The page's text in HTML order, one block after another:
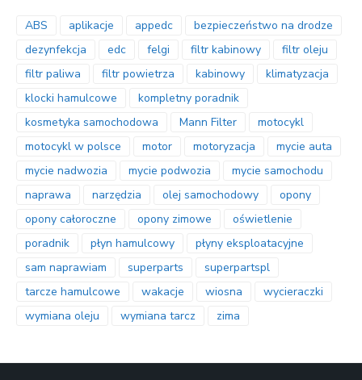
ABS aplikacje appedc
bezpieczeństwo na drodze
dezynfekcja
edc felgi filtr kabinowy
filtr oleju
filtr paliwa
filtr powietrza kabinowy
klimatyzacja
klocki hamulcowe
kompletny poradnik
kosmetyka samochodowa
Mann Filter
motocykl
motocykl w polsce
motor motoryzacja
mycie auta
mycie nadwozia
mycie podwozia
mycie samochodu
naprawa
narzędzia olej samochodowy
opony
opony całoroczne
opony zimowe
oświetlenie
poradnik
płyn hamulcowy
płyny eksploatacyjne
sam naprawiam
superparts
superpartspl
tarcze hamulcowe
wakacje wiosna
wycieraczki
wymiana oleju
wymiana tarcz zima